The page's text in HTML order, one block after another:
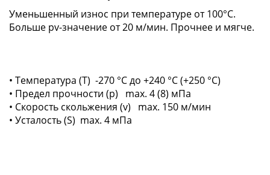
Уменьшенный износ при температуре от 100°C.
Больше рv-значение от 20 м/мин. Прочнее и мягче.
• Температура (T) -270 °C до +240 °C (+250 °C)
• Предел прочности (p) max. 4 (8) мПа
• Скорость скольжения (v) max. 150 м/мин
• Усталость (S) max. 4 мПа